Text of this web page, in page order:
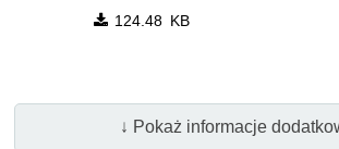
124.48 KB
↓ Pokaż informacje